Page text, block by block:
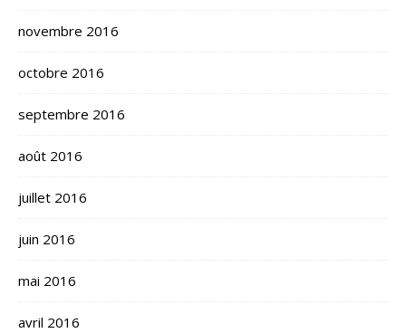
novembre 2016
octobre 2016
septembre 2016
août 2016
juillet 2016
juin 2016
mai 2016
avril 2016